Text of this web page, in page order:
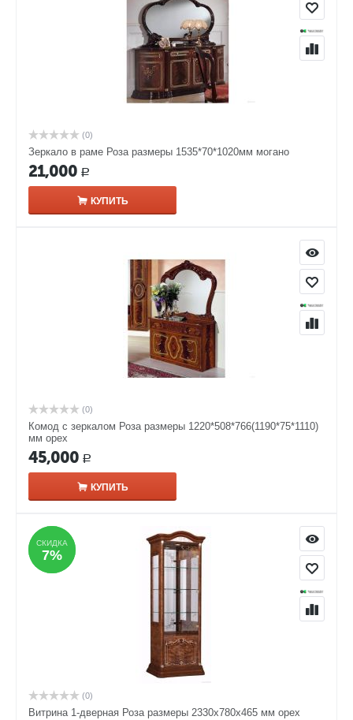
(0)
Зеркало в раме Роза размеры 1535*70*1020мм могано
21,000 Р
КУПИТЬ
(0)
Комод с зеркалом Роза размеры 1220*508*766(1190*75*1110)
мм орех
45,000 Р
КУПИТЬ
СКИДКА
7%
СКИДКА
7%
(0)
Витрина 1-дверная Роза размеры 2330x780x465 мм орех